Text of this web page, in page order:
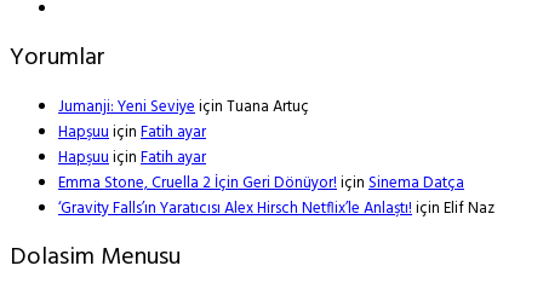
Yorumlar
Jumanji: Yeni SeviyeiçinTuana Artuç
HapşuuiçinFatih ayar
HapşuuiçinFatih ayar
Emma Stone, Cruella 2 İçin Geri Dönüyor!içinSinema Datça
‘Gravity Falls’ın Yaratıcısı Alex Hirsch Netflix’le Anlaştı!içinElif Naz
Dolasim Menusu